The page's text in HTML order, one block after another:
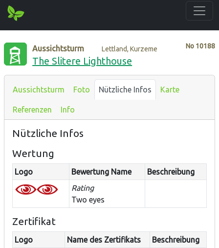
No 10188
Aussichtsturm Lettland, Kurzeme
The Slitere Lighthouse
Aussichtsturm Foto Nützliche Infos Karte
Referenzen Info
Nützliche Infos
Wertung
Logo Bewertung Name
Beschreibung
Rating
Two eyes
Zertifikat
Logo Name des Zertifikats
Beschreibung